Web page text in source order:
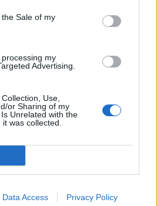
Sale of my
my
Advertising.
Use,
or Sharing of my
Unrelated with the
was collected.
Data Access Privacy Policy